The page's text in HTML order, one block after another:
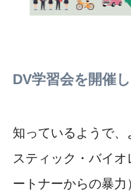
DV学習会を開催
知っているようで、
スティック・バイ
ートナーからの暴